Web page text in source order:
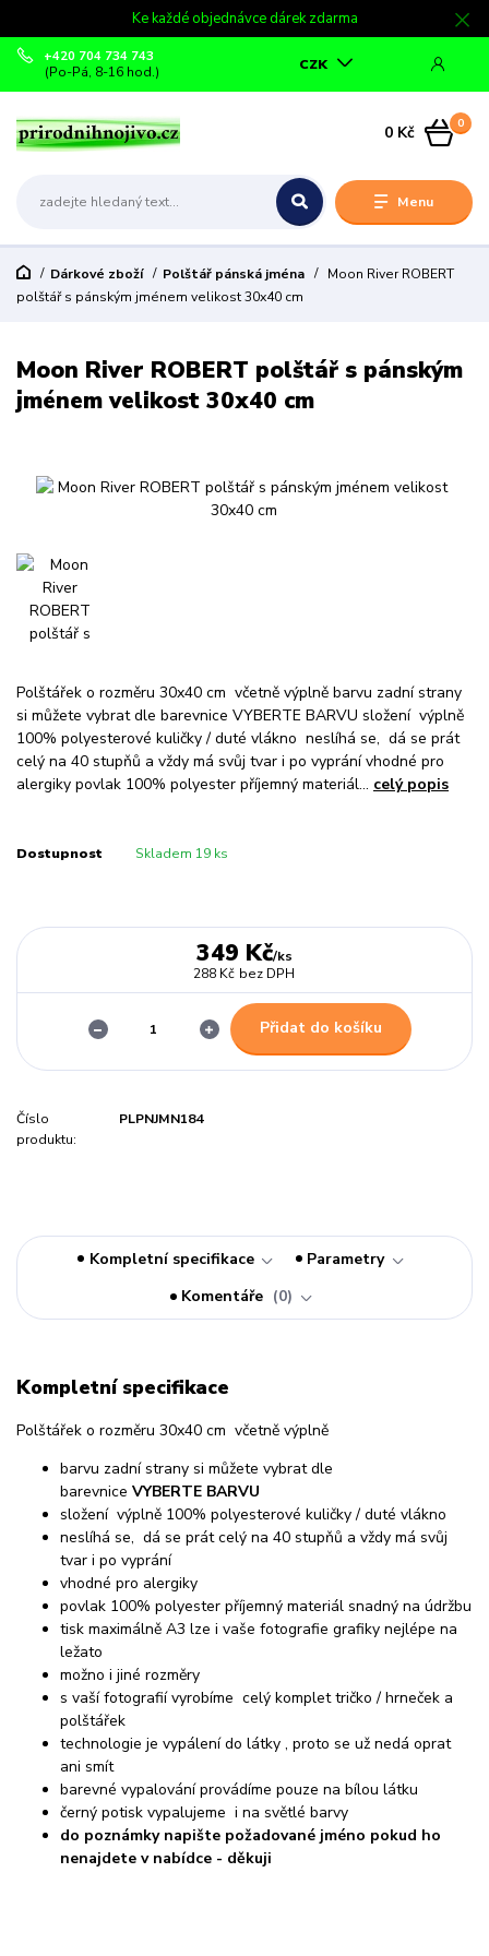
Ke každé objednávce dárek zdarma
Menu
CZK
+420 704 734 743
(Po-Pá, 8-16 hod.)
0
0 Kč
Dárkové zboží Polštář pánská jména
Moon River ROBERT
polštář s pánským jménem velikost 30x40 cm
Moon River ROBERT polštář s pánským
jménem velikost 30x40 cm
Polštářek o rozměru 30x40 cm včetně výplně barvu zadní strany
si můžete vybrat dle barevnice VYBERTE BARVU složení výplně
100% polyesterové kuličky / duté vlákno neslíhá se, dá se prát
celý na 40 stupňů a vždy má svůj tvar i po vyprání vhodné pro
alergiky povlak 100% polyester příjemný materiál... celý popis
Dostupnost Skladem 19 ks
349 Kč/ks
288 Kč bez DPH
Přidat do košíku
Číslo
produktu:
PLPNJMN184
Kompletní specifikace
Parametry
Komentáře
0
Kompletní specifikace
Polštářek o rozměru 30x40 cm včetně výplně
barvu zadní strany si můžete vybrat dle
barevnice VYBERTE BARVU
složení výplně 100% polyesterové kuličky / duté vlákno
neslíhá se, dá se prát celý na 40 stupňů a vždy má svůj
tvar i po vyprání
vhodné pro alergiky
povlak 100% polyester příjemný materiál snadný na údržbu
tisk maximálně A3 lze i vaše fotografie grafiky nejlépe na
ležato
možno i jiné rozměry
s vaší fotografií vyrobíme celý komplet tričko / hrneček a
polštářek
technologie je vypálení do látky , proto se už nedá oprat
ani smít
barevné vypalování provádíme pouze na bílou látku
černý potisk vypalujeme i na světlé barvy
do poznámky napište požadované jméno pokud ho
nenajdete v nabídce - děkuji